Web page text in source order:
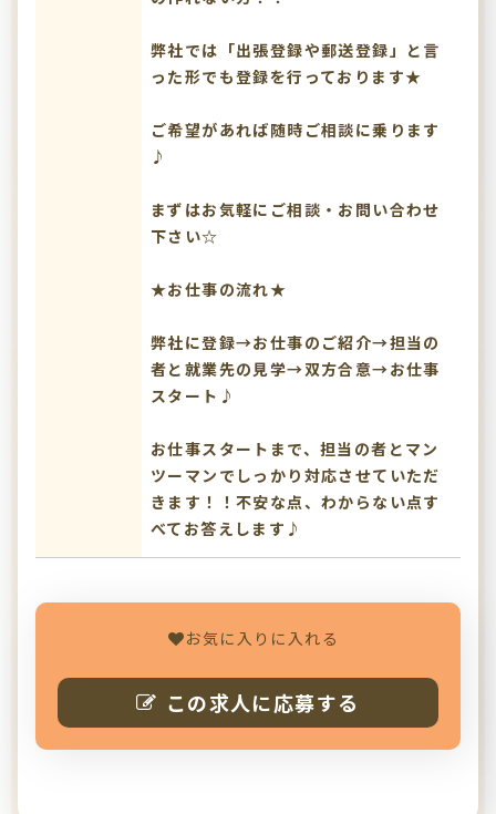
弊社では「出張登録や郵送登録」と言
った形でも登録を行っております★
ご希望があれば随時ご相談に乗ります
♪
まずはお気軽にご相談・お問い合わせ
下さい☆
★お仕事の流れ★
弊社に登録→お仕事のご紹介→担当の
者と就業先の見学→双方合意→お仕事
スタート♪
お仕事スタートまで、担当の者とマン
ツーマンでしっかり対応させていただ
きます！！不安な点、わからない点す
べてお答えします♪
お気に入りに入れる
この求人に応募する